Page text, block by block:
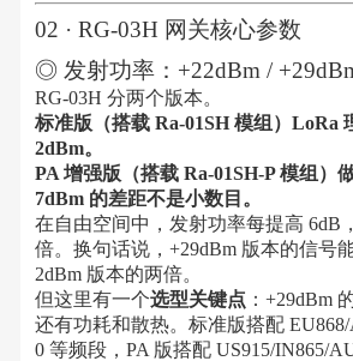
02 · RG-03H 网关核心参数
◎ 发射功率：+22dBm /
RG-03H 分两个版本。
标准版（搭载 Ra-01SH 模组）LoRa
2dBm。
PA 增强版（搭载 Ra-01SH-P 模组）
7dBm 的差距不是小数目。
在自由空间中，发射功率每提高 6dB
倍。换句话说，+29dBm 版本的信号
2dBm 版本的两倍。
但这里有一个选型关键点 ：+29dBm
还有功耗和散热。标准版搭配 EU868/
0 等频段，PA 版搭配 US915/IN865/